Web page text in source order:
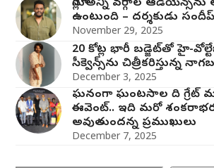
మోగ్లీ’ అన్ని వర్గాల ఆడియెన్స్‌ను
ఉంటుంది – దర్శకుడు
November 29, 2025
20 కోట్ల భారీ బడ్జెట్‌తో హై-
సీక్వెన్స్‌ను చిత్రీకరిస్తున్న
December 3, 2025
ఘనంగా ఘంటసాల ది గ్రేట్
ఈవెంట్.. ఇది మరో
అవుతుందన్న ప్రముఖులు
December 7, 2025